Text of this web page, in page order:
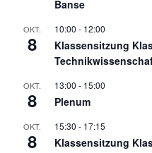
Banse
OKT.
8
10:00 - 12:00
Klassensitzung
OKT.
8
13:00 - 15:00
Plenum
OKT.
8
15:30 - 17:15
Klassensitzung